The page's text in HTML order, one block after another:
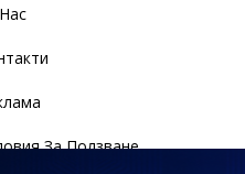
За Ползване